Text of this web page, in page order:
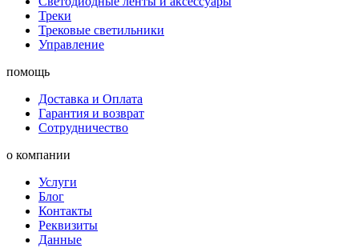
Треки
Трековые светильники
Управление
помощь
Доставка и Оплата
Гарантия и возврат
Сотрудничество
о компании
Услуги
Блог
Контакты
Реквизиты
Данные